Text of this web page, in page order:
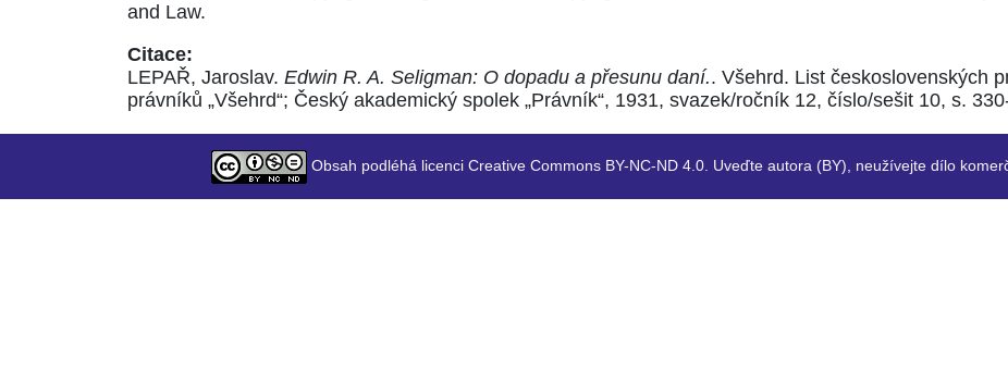
and Law.
Citace:
LEPAŘ, Jaroslav. Edwin R. A. Seligman: O dopadu a přesunu daní.. Všehrd. List československých
právníků „Všehrd“; Český akademický spolek „Právník“, 1931, svazek/ročník 12, číslo/sešit 10, s.
Obsah podléhá licenci Creative Commons BY-NC-ND 4.0. Uveďte autora (BY), neužívejte dílo